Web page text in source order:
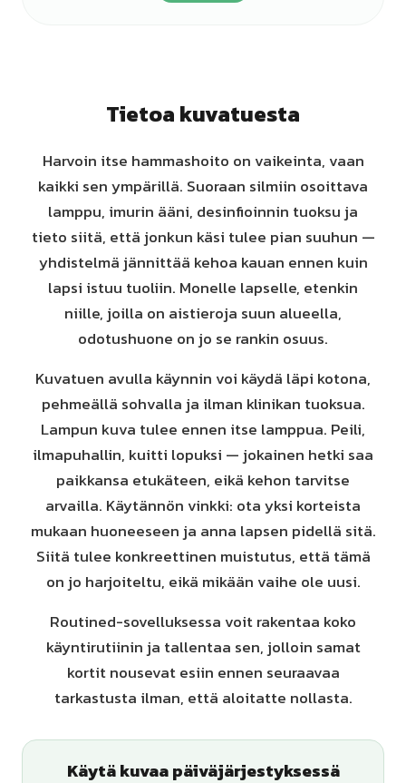
Tietoa kuvatuesta
Harvoin itse hammashoito on vaikeinta, vaan
kaikki sen ympärillä. Suoraan silmiin osoittava
lamppu, imurin ääni, desinfioinnin tuoksu ja
tieto siitä, että jonkun käsi tulee pian suuhun —
yhdistelmä jännittää kehoa kauan ennen kuin
lapsi istuu tuoliin. Monelle lapselle, etenkin
niille, joilla on aistieroja suun alueella,
odotushuone on jo se rankin osuus.
Kuvatuen avulla käynnin voi käydä läpi kotona,
pehmeällä sohvalla ja ilman klinikan tuoksua.
Lampun kuva tulee ennen itse lamppua. Peili,
ilmapuhallin, kuitti lopuksi — jokainen hetki saa
paikkansa etukäteen, eikä kehon tarvitse
arvailla. Käytännön vinkki: ota yksi korteista
mukaan huoneeseen ja anna lapsen pidellä sitä.
Siitä tulee konkreettinen muistutus, että tämä
on jo harjoiteltu, eikä mikään vaihe ole uusi.
Routined-sovelluksessa voit rakentaa koko
käyntirutiinin ja tallentaa sen, jolloin samat
kortit nousevat esiin ennen seuraavaa
tarkastusta ilman, että aloitatte nollasta.
Käytä kuvaa päiväjärjestyksessä